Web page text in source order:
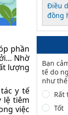
phần
Nhờ
lượng
y tế
lệ tiêm
việc
Điều
đồng
Bạn
tế do
như
Rất
Tốt